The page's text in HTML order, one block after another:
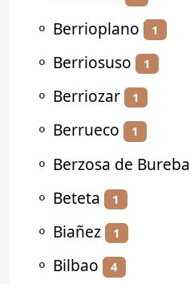
⚬ Berrioplano 1
⚬ Berriosuso 1
⚬ Berriozar 1
⚬ Berrueco 1
⚬ Berzosa de Bureba
⚬ Beteta 1
⚬ Biañez 1
⚬ Bilbao 4